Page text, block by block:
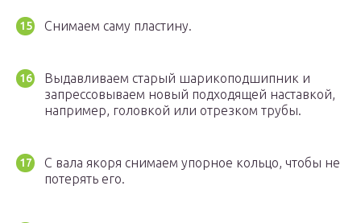
Снимаем саму пластину.
Выдавливаем старый шарикоподшипник и
запрессовываем новый подходящей наставкой,
например, головкой или отрезком трубы.
С вала якоря снимаем упорное кольцо, чтобы не
потерять его.